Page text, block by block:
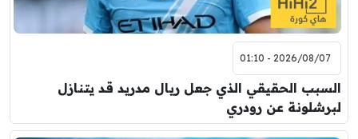
2026/08/07 - 01:10
السبب الحقيقي الذي جعل ريال مدريد قد يتنازل
لبرشلونة عن رودري